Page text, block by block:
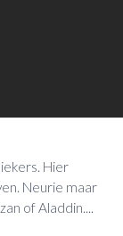
Hier
Neurie maar
of Aladdin....